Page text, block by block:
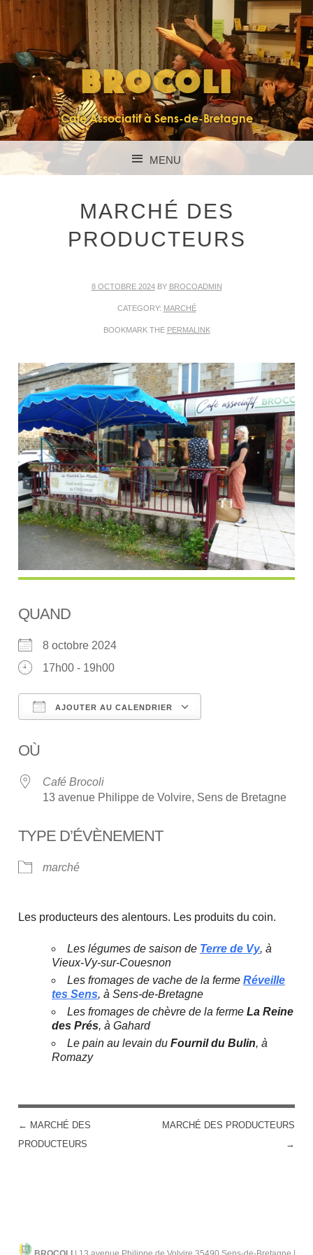
BROCOLI
Café Associatif à Sens-de-Bretagne
MENU
MARCHÉ DES
PRODUCTEURS
8 OCTOBRE 2024BY BROCOADMIN
CATEGORY: MARCHÉ
BOOKMARK THE PERMALINK
QUAND
8 octobre 2024
17h00 - 19h00
AJOUTER AU CALENDRIER
OÙ
Café Brocoli
13 avenue Philippe de Volvire, Sens de Bretagne
TYPE D’ÉVÈNEMENT
marché
Les producteurs des alentours. Les produits du coin.
Les légumes de saison de Terre de Vy, à
Vieux-Vy-sur-Couesnon
Les fromages de vache de la fermeRéveille
tes Sens, à Sens-de-Bretagne
Les fromages de chèvre de la fermeLa Reine
des Prés, à Gahard
Le pain au levain duFournil du Bulin, à
Romazy
POST NAVIGATION
← MARCHÉ DES
PRODUCTEURS
MARCHÉ DES PRODUCTEURS
→